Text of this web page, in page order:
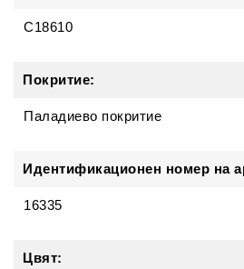
C18610
Покритие:
Паладиево покритие
Идентификационен номер на
16335
Цвят: